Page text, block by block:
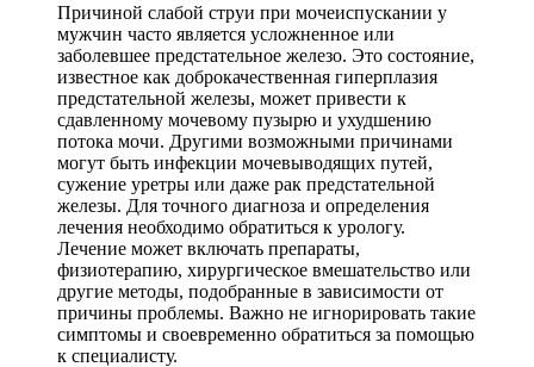
Причиной слабой струи при мочеиспускании у
мужчин часто является усложненное или
заболевшее предстательное железо. Это состояние,
известное как доброкачественная гиперплазия
предстательной железы, может привести к
сдавленному мочевому пузырю и ухудшению
потока мочи. Другими возможными причинами
могут быть инфекции мочевыводящих путей,
сужение уретры или даже рак предстательной
железы. Для точного диагноза и определения
лечения необходимо обратиться к урологу.
Лечение может включать препараты,
физиотерапию, хирургическое вмешательство или
другие методы, подобранные в зависимости от
причины проблемы. Важно не игнорировать такие
симптомы и своевременно обратиться за помощью
к специалисту.